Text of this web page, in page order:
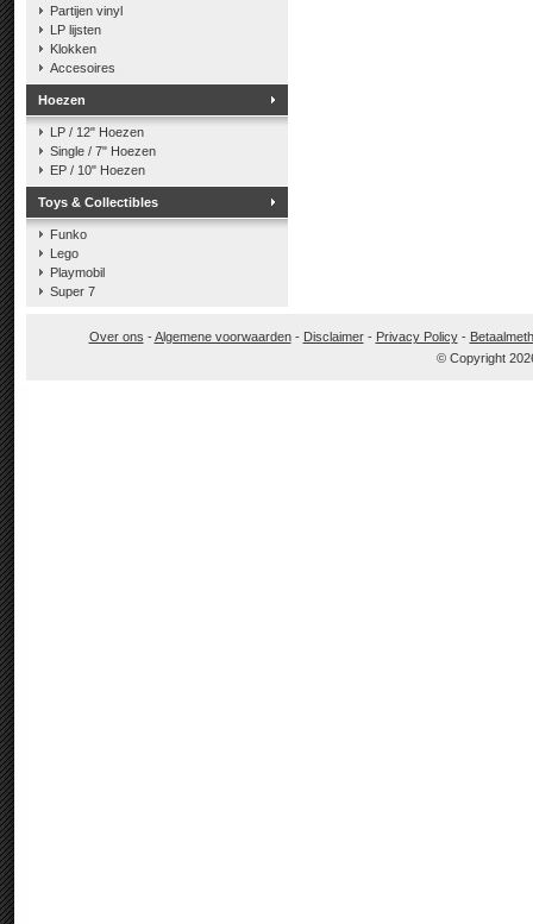
Partijen vinyl
LP lijsten
Klokken
Accesoires
Hoezen
LP / 12" Hoezen
Single / 7" Hoezen
EP / 10" Hoezen
Toys & Collectibles
Funko
Lego
Playmobil
Super 7
Over ons -Algemene voorwaarden- Disclaimer- Privacy Policy-
© Copyright